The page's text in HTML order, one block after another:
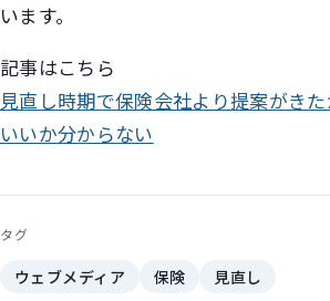
います。
記事はこちら
見直し時期で保険会社より提案がき
いいか分からない
タグ
ウェブメディア 保険 見直し